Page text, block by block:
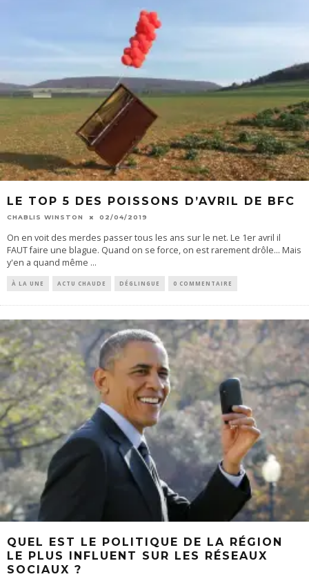
LE TOP 5 DES POISSONS D’AVRIL DE BFC
CHABLIS WINSTON 02/04/2019
On en voit des merdes passer tous les ans sur le net. Le 1er avril il
FAUT faire une blague. Quand on se force, on est rarement drôle... Mais
y'en a quand même ...
À LA UNE ACTU CHAUDE DÉGLINGUE 0 COMMENTAIRE
QUEL EST LE POLITIQUE DE LA RÉGION
LE PLUS INFLUENT SUR LES RÉSEAUX
SOCIAUX ?